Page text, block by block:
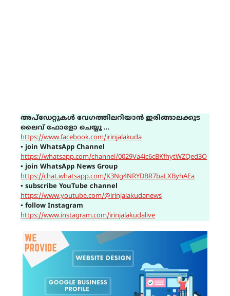
അപ്ഡേറ്റുകൾ വേഗത്തിലറിയാൻ ഇരിങ്ങാലക്കുട
ലൈവ് ഫോളോ ചെയ്യൂ …
https://www.facebook.com/irinjalakuda
▪ join WhatsApp Channel
https://whatsapp.com/channel/0029Va4ic6cBKfhytWZQed3O
▪ join WhatsApp News Group
https://chat.whatsapp.com/K3Ng4NRYDBR7baLXByhAEa
▪ subscribe YouTube channel
https://www.youtube.com/@irinjalakudanews
▪ follow Instagram
https://www.instagram.com/irinjalakudalive